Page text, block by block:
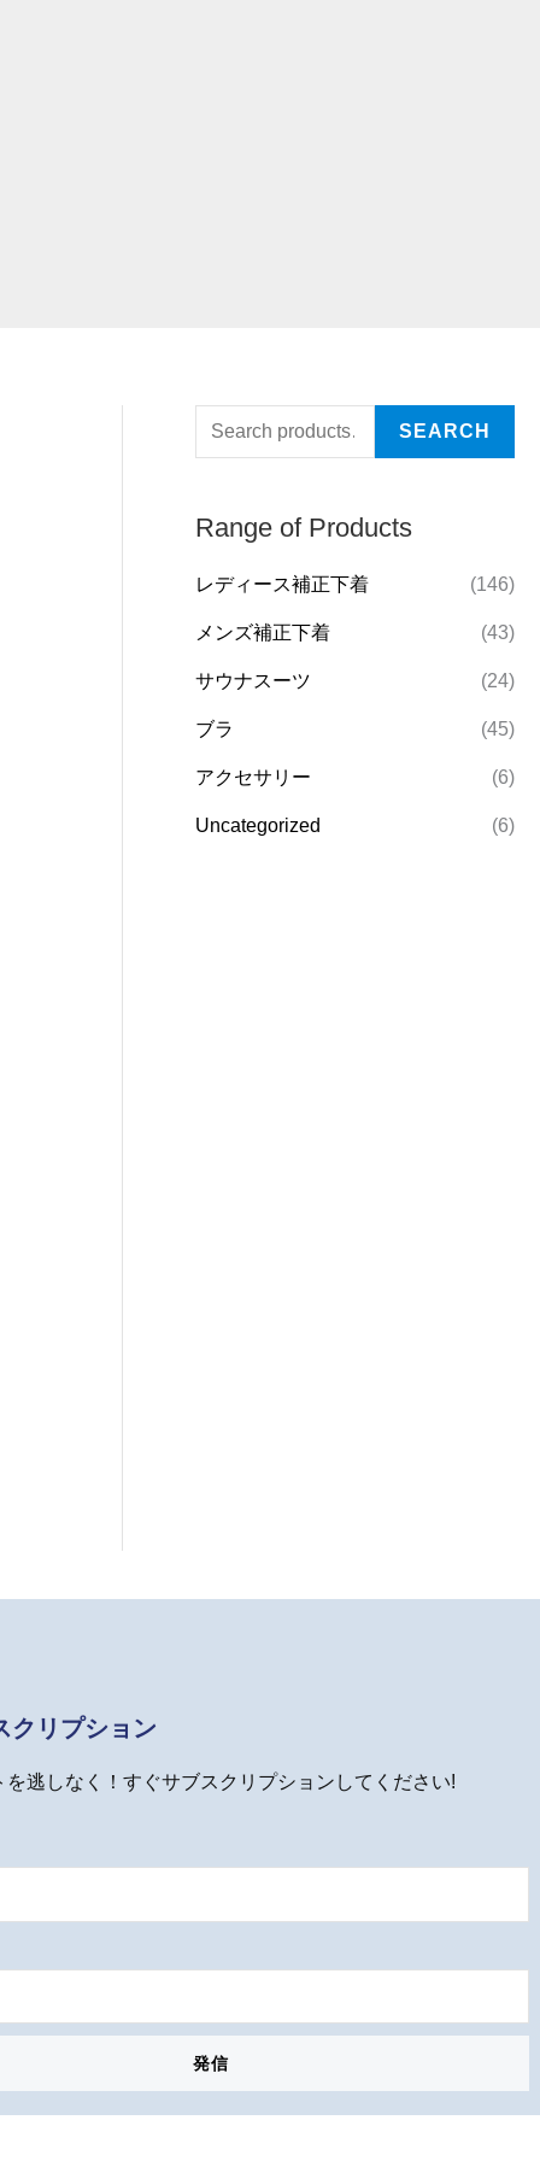
SEARCH
Range of Products
レディース補正下着 (146)
メンズ補正下着 (43)
サウナスーツ (24)
ブラ (45)
アクセサリー (6)
Uncategorized (6)
クリプション
を逃しなく！すぐサブスクリプションしてください!
発信